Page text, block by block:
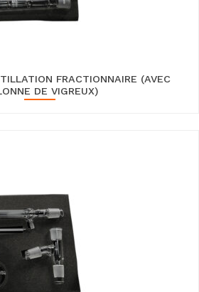
FRACTIONNAIRE (AVEC
DE VIGREUX)